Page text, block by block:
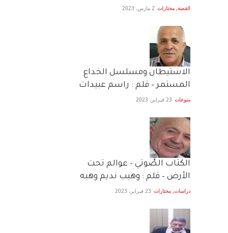
القصة, مختارات 2 مارس، 2023
الاستيطان ومسلسل الخداع
المستمر – قلم : راسم عبيدات
منوعات 23 فبراير، 2023
الكتاب الصَّوتي – عوالم تحت
الأرض – قلم : وهيب نديم وهبه
دراسات, مختارات 23 فبراير، 2023